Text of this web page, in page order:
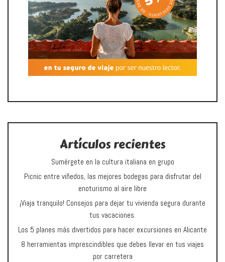
Artículos recientes
Sumérgete en la cultura italiana en grupo
Picnic entre viñedos, las mejores bodegas para disfrutar del
enoturismo al aire libre
¡Viaja tranquilo! Consejos para dejar tu vivienda segura durante
tus vacaciones.
Los 5 planes más divertidos para hacer excursiones en Alicante
8 herramientas imprescindibles que debes llevar en tus viajes
por carretera